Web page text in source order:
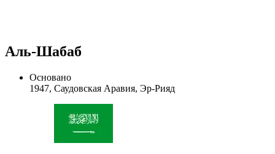
Аль-Шабаб
Основано
1947, Саудовская Аравия, Эр-Рияд